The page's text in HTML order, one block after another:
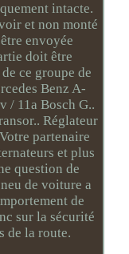
intacte.
et non monté
envoyée
doit être
ce groupe de
Benz A-
/ 11a Bosch G..
Réglateur
partenaire
et plus
question de
de voiture a
de
sur la sécurité
de la route.